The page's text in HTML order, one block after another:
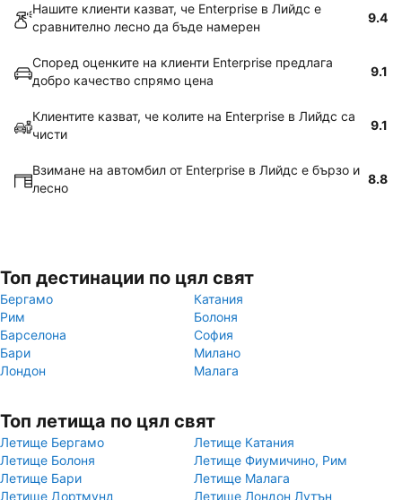
Нашите клиенти казват, че Enterprise в Лийдс е
сравнително лесно да бъде намерен
9.4
Според оценките на клиенти Enterprise предлага
добро качество спрямо цена
9.1
Клиентите казват, че колите на Enterprise в Лийдс са
чисти
9.1
Взимане на автомбил от Enterprise в Лийдс е бързо и
лесно
8.8
Топ дестинации по цял свят
Бергамо
Катания
Рим
Болоня
Барселона
София
Бари
Милано
Лондон
Малага
Топ летища по цял свят
Летище Бергамо
Летище Катания
Летище Болоня
Летище Фиумичино, Рим
Летище Бари
Летище Малага
Летище Дортмунд
Летище Лондон Лутън